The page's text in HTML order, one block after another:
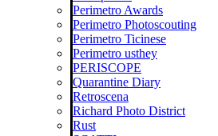
Perimetro Awards
Perimetro Photoscouting
Perimetro Ticinese
Perimetro usthey
PERISCOPE
Quarantine Diary
Retroscena
Richard Photo District
Rust